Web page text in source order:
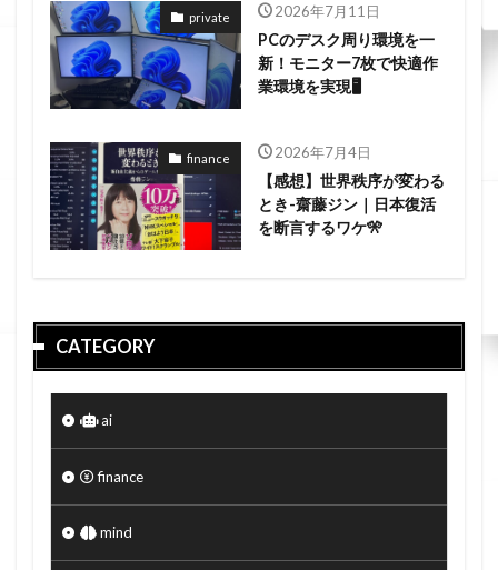
private 2026年7月11日
PCのデスク周り環境を一
新！モニター7枚で快適作
業環境を実現🖥️
finance 2026年7月4日
【感想】世界秩序が変わる
とき-齋藤ジン｜日本復活
を断言するワケ🎌
CATEGORY
ai
finance
mind